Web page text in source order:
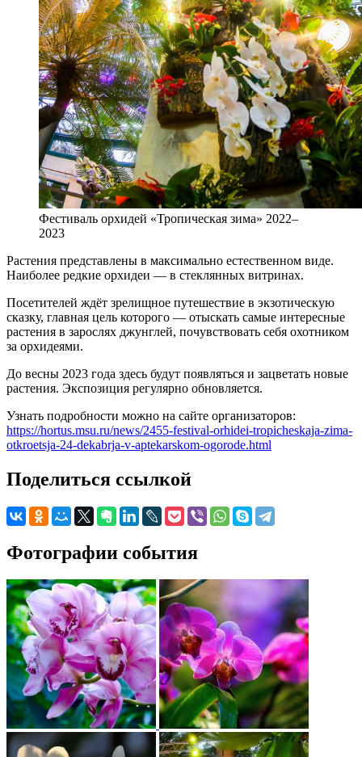
Фестиваль орхидей «Тропическая зима» 2022–
2023
Растения представлены в максимально естественном виде.
Наиболее редкие орхидеи — в стеклянных витринах.
Посетителей ждёт зрелищное путешествие в экзотическую
сказку, главная цель которого — отыскать самые интересные
растения в зарослях джунглей, почувствовать себя охотником
за орхидеями.
До весны 2023 года здесь будут появляться и зацветать новые
растения. Экспозиция регулярно обновляется.
Узнать подробности можно на сайте организаторов:
https://hortus.msu.ru/news/2455-festival-orhidei-tropicheskaja-zima-
otkroetsja-24-dekabrja-v-aptekarskom-ogorode.html
Поделиться ссылкой
Фотографии события